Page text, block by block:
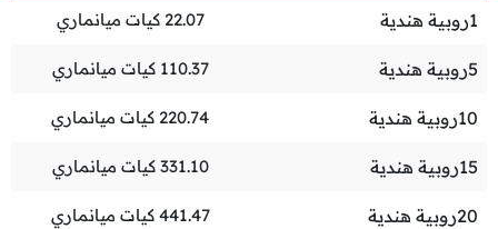
1روبية هندية 22.07 كيات ميانماري
5روبية هندية 110.37 كيات ميانماري
10روبية هندية 220.74 كيات ميانماري
15روبية هندية 331.10 كيات ميانماري
20روبية هندية 441.47 كيات ميانماري